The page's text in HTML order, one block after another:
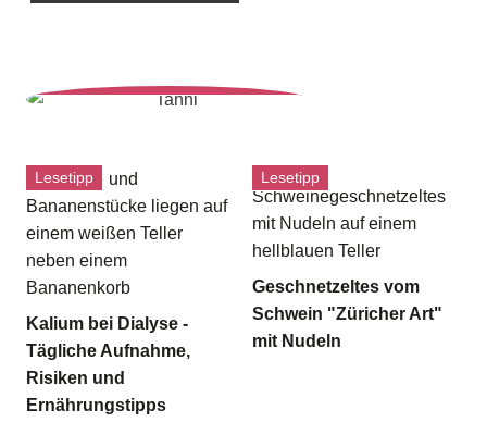
Lesetipp
Kalium bei Dialyse -
Tägliche Aufnahme,
Risiken und
Ernährungstipps
Lesetipp
Geschnetzeltes vom
Schwein "Züricher Art"
mit Nudeln